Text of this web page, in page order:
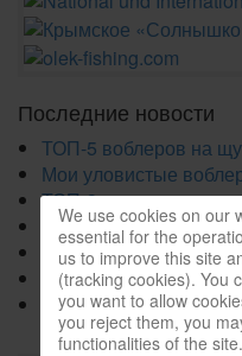
Последние новости
ТОП-5 воблеров на
Мои уловистые
ТОП-3 приманки на
Как ловить в корягах.
Международное
Международное
Как сделать
We use cookies on our
essential for the
us to improve this site
(tracking cookies). You
you want to allow
you reject them, you
functionalities of the site.